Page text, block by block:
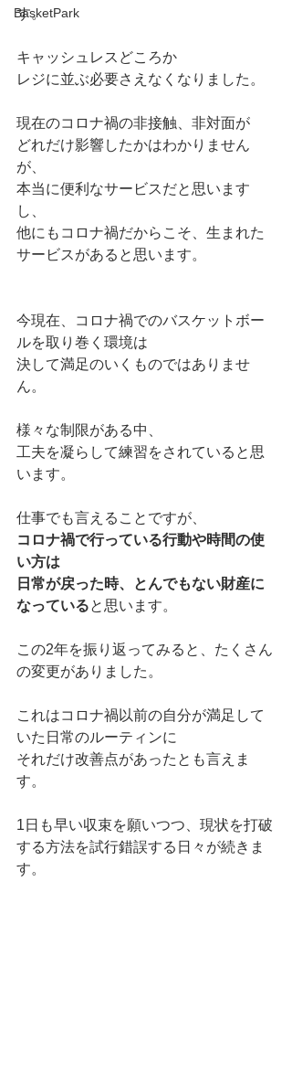
BasketPark
す。
キャッシュレスどころか
レジに並ぶ必要さえなくなりました。
現在のコロナ禍の非接触、非対面が
どれだけ影響したかはわかりません
が、
本当に便利なサービスだと思います
し、
他にもコロナ禍だからこそ、生まれた
サービスがあると思います。
今現在、コロナ禍でのバスケットボー
ルを取り巻く環境は
決して満足のいくものではありませ
ん。
様々な制限がある中、
工夫を凝らして練習をされていると思
います。
仕事でも言えることですが、
コロナ禍で行っている行動や時間の使
い方は
日常が戻った時、とんでもない財産に
なっていると思います。
この2年を振り返ってみると、たくさん
の変更がありました。
これはコロナ禍以前の自分が満足して
いた日常のルーティンに
それだけ改善点があったとも言えま
す。
1日も早い収束を願いつつ、現状を打破
する方法を試行錯誤する日々が続きま
す。